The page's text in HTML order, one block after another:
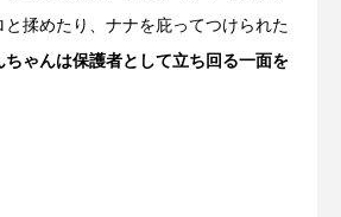
と揉めたり、ナナを庇ってつけられた
ちゃんは保護者として立ち回る一面を